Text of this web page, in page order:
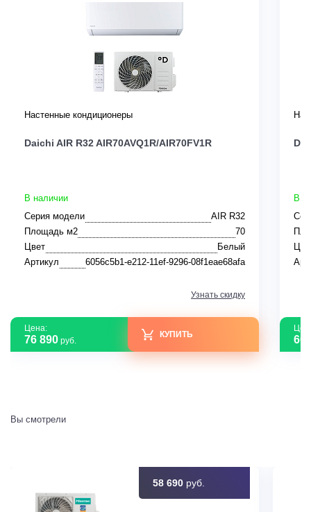
Настенные кондиционеры
Daichi AIR R32 AIR70AVQ1R/AIR70FV1R
В наличии
Серия модели
AIR R32
Площадь м2
70
Цвет
Белый
Артикул
6056c5b1-e212-11ef-9296-08f1eae68afa
Узнать скидку
Цена:
76 890 руб.
КУПИТЬ
В
60
Вы смотрели
58 690 руб.